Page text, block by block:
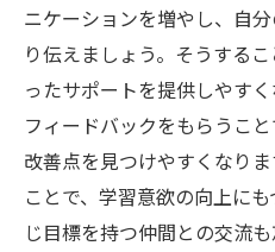
ニケーションを増やし、自
り伝えましょう。そうする
ったサポートを提供しやす
フィードバックをもらうこ
改善点を見つけやすくなり
ことで、学習意欲の向上に
じ目標を持つ仲間との交流